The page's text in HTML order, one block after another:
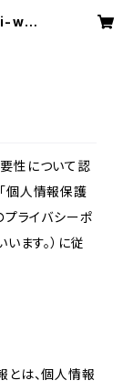
wed
性について認
個人情報保護
プライバシーポ
ます。）に従
とは、個人情報